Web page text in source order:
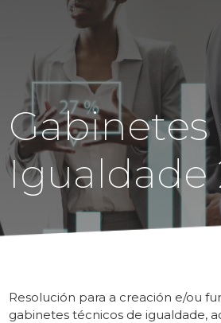
Gabinetes
Igualdade
Resolución para a creación e/ou
gabinetes técnicos de igualdade,